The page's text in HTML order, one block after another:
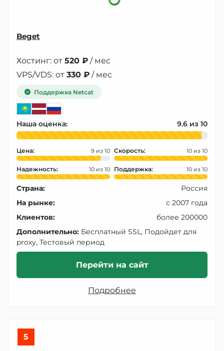
Beget
Хостинг: от 520 ₽ / мес
VPS/VDS: от 330 ₽ / мес
Поддержка Netcat
Наша оценка: 9.6
Цена: 9 Скорость: 10
Надежность: 10 Поддержка: 10
Страна:
Россия
На рынке:
с 2007 года
Клиентов:
более 200000
Дополнительно: Бесплатный SSL, Подойдет для
proxy, Тестовый период
Перейти на сайт
Подробнее
5